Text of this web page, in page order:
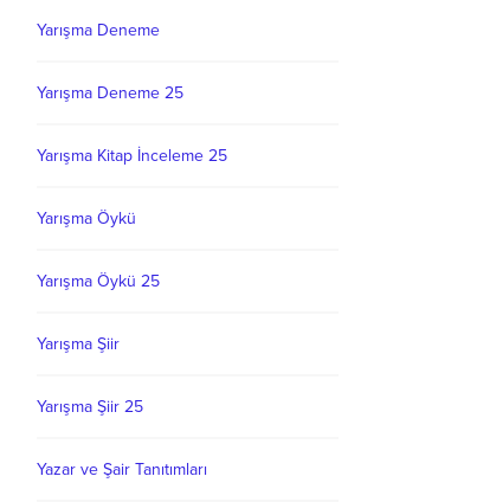
Yarışma Deneme
Yarışma Deneme 25
Yarışma Kitap İnceleme 25
Yarışma Öykü
Yarışma Öykü 25
Yarışma Şiir
Yarışma Şiir 25
Yazar ve Şair Tanıtımları